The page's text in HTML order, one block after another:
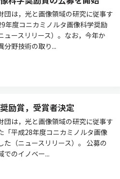
団は，光と画像領域の研究に従事す
年度コニカミノルタ画像科学奨励
ュースリリース）。なお，今年か
分野技術の取り...
励賞，受賞者決定
団は，光と画像領域の研究に従事す
「平成28年度コニカミノルタ画像
（ニュースリリース）。 公募の
でのイノベー...